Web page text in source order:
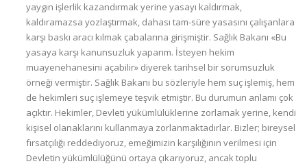
yaygın işlerlik kazandırmak yerine yasayı kaldırmak,
kaldıramazsa yozlaştırmak, dahası tam-süre yasasını çalışanlara
karşı baskı aracı kılmak çabalarına girişmiştir. Sağlık Bakanı «Bu
yasaya karşı kanunsuzluk yaparım. İsteyen hekim
muayenehanesini açabilir» diyerek tarihsel bir sorumsuzluk
örneği vermiştir. Sağlık Bakanı bu sözleriyle hem suç işlemiş, hem
de hekimleri suç işlemeye teşvik etmiştir. Bu durumun anlamı çok
açıktır. Hekimler, Devleti yükümlülüklerine zorlamak yerine, kendi
kişisel olanaklarını kullanmaya zorlanmaktadırlar. Bizler; bireysel
fırsatçılığı reddediyoruz, emeğimizin karşılığının verilmesi için
Devletin yükümlülüğünü ortaya çıkarıyoruz, ancak toplu